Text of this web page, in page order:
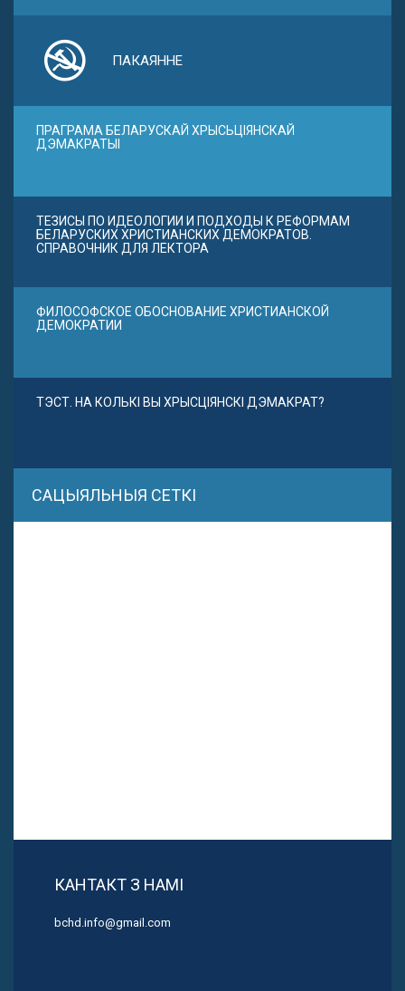
ПАКАЯННЕ
ПРАГРАМА БЕЛАРУСКАЙ ХРЫСЬЦІЯНСКАЙ
ДЭМАКРАТЫІ
ТЕЗИСЫ ПО ИДЕОЛОГИИ И ПОДХОДЫ К РЕФОРМАМ
БЕЛАРУСКИХ ХРИСТИАНСКИХ ДЕМОКРАТОВ.
СПРАВОЧНИК ДЛЯ ЛЕКТОРА
ФИЛОСОФСКОЕ ОБОСНОВАНИЕ ХРИСТИАНСКОЙ
ДЕМОКРАТИИ
ТЭСТ. НА КОЛЬКІ ВЫ ХРЫСЦІЯНСКІ ДЭМАКРАТ?
САЦЫЯЛЬНЫЯ СЕТКІ
КАНТАКТ З НАМІ
bchd.info@gmail.com